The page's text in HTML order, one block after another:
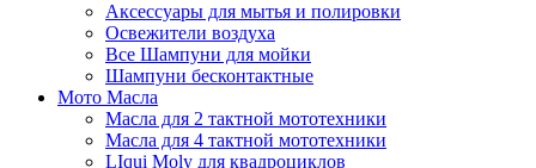
Аксессуары для мытья и полировки
Освежители воздуха
Все Шампуни для мойки
Шампуни бесконтактные
Мото Масла
Масла для 2 тактной мототехники
Масла для 4 тактной мототехники
LIqui Moly для квадроциклов